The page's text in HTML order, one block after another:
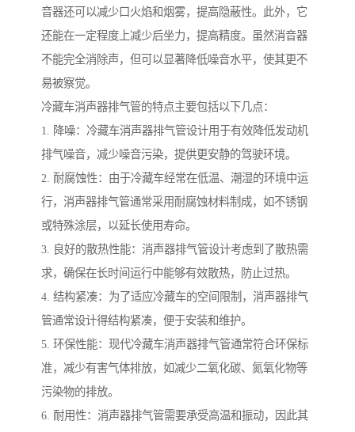
音器还可以减少口火焰和烟雾，提高隐蔽性。此外，它
还能在一定程度上减少后坐力，提高精度。虽然消音器
不能完全消除声，但可以显著降低噪音水平，使其更不
易被察觉。
冷藏车消声器排气管的特点主要包括以下几点：
1. 降噪：冷藏车消声器排气管设计用于有效降低发动机
排气噪音，减少噪音污染，提供更安静的驾驶环境。
2. 耐腐蚀性：由于冷藏车经常在低温、潮湿的环境中运
行，消声器排气管通常采用耐腐蚀材料制成，如不锈钢
或特殊涂层，以延长使用寿命。
3. 良好的散热性能：消声器排气管设计考虑到了散热需
求，确保在长时间运行中能够有效散热，防止过热。
4. 结构紧凑：为了适应冷藏车的空间限制，消声器排气
管通常设计得结构紧凑，便于安装和维护。
5. 环保性能：现代冷藏车消声器排气管通常符合环保标
准，减少有害气体排放，如减少二氧化碳、氮氧化物等
污染物的排放。
6. 耐用性：消声器排气管需要承受高温和振动，因此其